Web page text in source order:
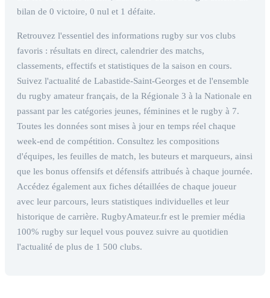
bilan de 0 victoire, 0 nul et 1 défaite.
Retrouvez l'essentiel des informations rugby sur vos clubs
favoris : résultats en direct, calendrier des matchs,
classements, effectifs et statistiques de la saison en cours.
Suivez l'actualité de Labastide-Saint-Georges et de l'ensemble
du rugby amateur français, de la Régionale 3 à la Nationale en
passant par les catégories jeunes, féminines et le rugby à 7.
Toutes les données sont mises à jour en temps réel chaque
week-end de compétition. Consultez les compositions
d'équipes, les feuilles de match, les buteurs et marqueurs, ainsi
que les bonus offensifs et défensifs attribués à chaque journée.
Accédez également aux fiches détaillées de chaque joueur
avec leur parcours, leurs statistiques individuelles et leur
historique de carrière. RugbyAmateur.fr est le premier média
100% rugby sur lequel vous pouvez suivre au quotidien
l'actualité de plus de 1 500 clubs.